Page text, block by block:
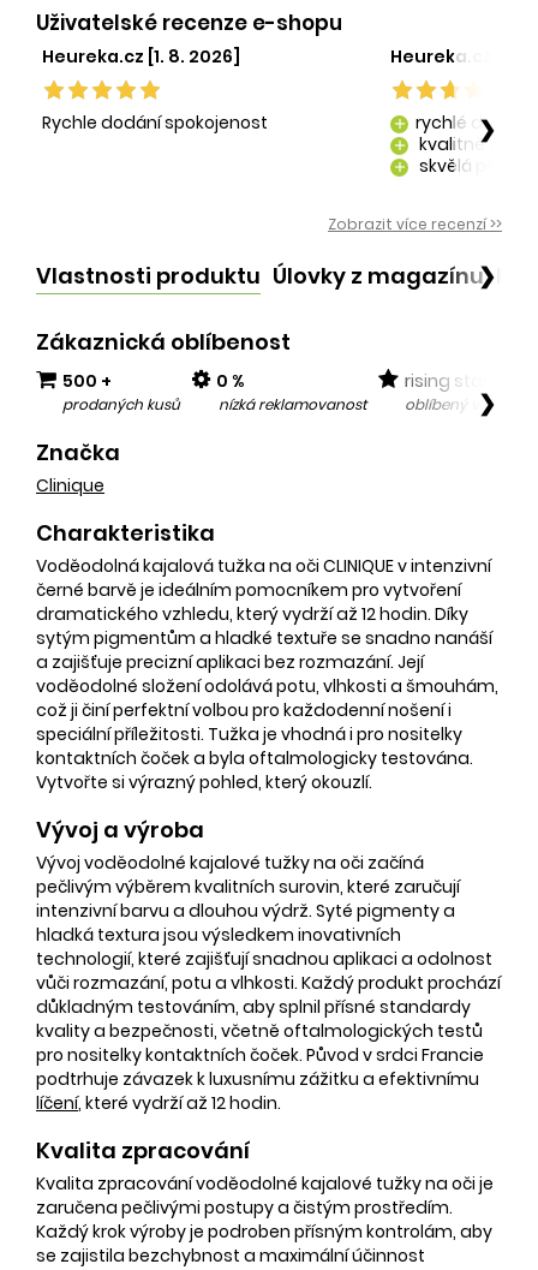
Uživatelské recenze e-shopu
Heureka.cz [1. 8. 2026]
Rychle dodání spokojenost
Heureka.cz [29.
add rychlé dodání
add kvalitně
add skvělá péče o
❯
Zobrazit více recenzí >>
Vlastnosti produktu Úlovky z magazínu❯
Zákaznická oblíbenost
500 +
prodaných kusů
0 %
nízká reklamovanost
rising star
oblíbený v❯
Značka
Clinique
Charakteristika
Voděodolná kajalová tužka na oči CLINIQUE v intenzivní
černé barvě je ideálním pomocníkem pro vytvoření
dramatického vzhledu, který vydrží až 12 hodin. Díky
sytým pigmentům a hladké textuře se snadno nanáší
a zajišťuje precizní aplikaci bez rozmazání. Její
voděodolné složení odolává potu, vlhkosti a šmouhám,
což ji činí perfektní volbou pro každodenní nošení i
speciální příležitosti. Tužka je vhodná i pro nositelky
kontaktních čoček a byla oftalmologicky testována.
Vytvořte si výrazný pohled, který okouzlí.
Vývoj a výroba
Vývoj voděodolné kajalové tužky na oči začíná
pečlivým výběrem kvalitních surovin, které zaručují
intenzivní barvu a dlouhou výdrž. Syté pigmenty a
hladká textura jsou výsledkem inovativních
technologií, které zajišťují snadnou aplikaci a odolnost
vůči rozmazání, potu a vlhkosti. Každý produkt prochází
důkladným testováním, aby splnil přísné standardy
kvality a bezpečnosti, včetně oftalmologických testů
pro nositelky kontaktních čoček. Původ v srdci Francie
podtrhuje závazek k luxusnímu zážitku a efektivnímu
líčení, které vydrží až 12 hodin.
Kvalita zpracování
Kvalita zpracování voděodolné kajalové tužky na oči je
zaručena pečlivými postupy a čistým prostředím.
Každý krok výroby je podroben přísným kontrolám, aby
se zajistila bezchybnost a maximální účinnost